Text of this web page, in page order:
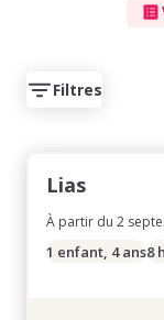
Filtres
Lias
À partir du 2
1 enfant, 4 ans8